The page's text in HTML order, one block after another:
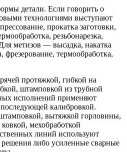
детали. Если говорить о
технологиями выступают
прокатка заготовки,
резьбонарезка,
метизов — высадка, накатка
фрезерование, термообработка,
протяжкой, гибкой на
штамповкой из трубной
исполнений применяют
калибровкой.
вытяжкой горловины,
мехобработкой
линий используют
либо усиленные сварные